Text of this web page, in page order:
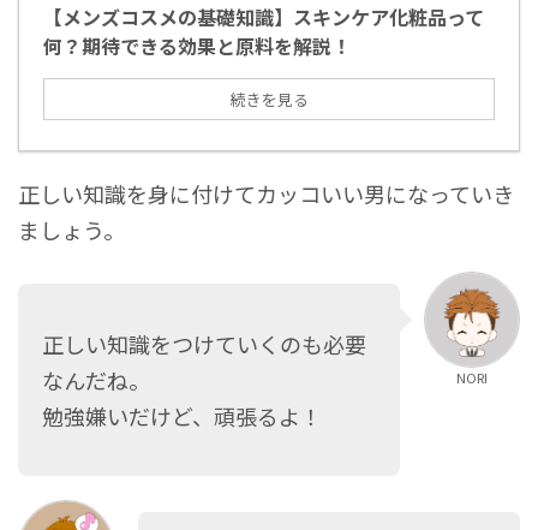
【メンズコスメの基礎知識】スキンケア化粧品って
何？期待できる効果と原料を解説！
続きを見る
正しい知識を身に付けてカッコいい男になっていき
ましょう。
正しい知識をつけていくのも必要
なんだね。
勉強嫌いだけど、頑張るよ！
NORI